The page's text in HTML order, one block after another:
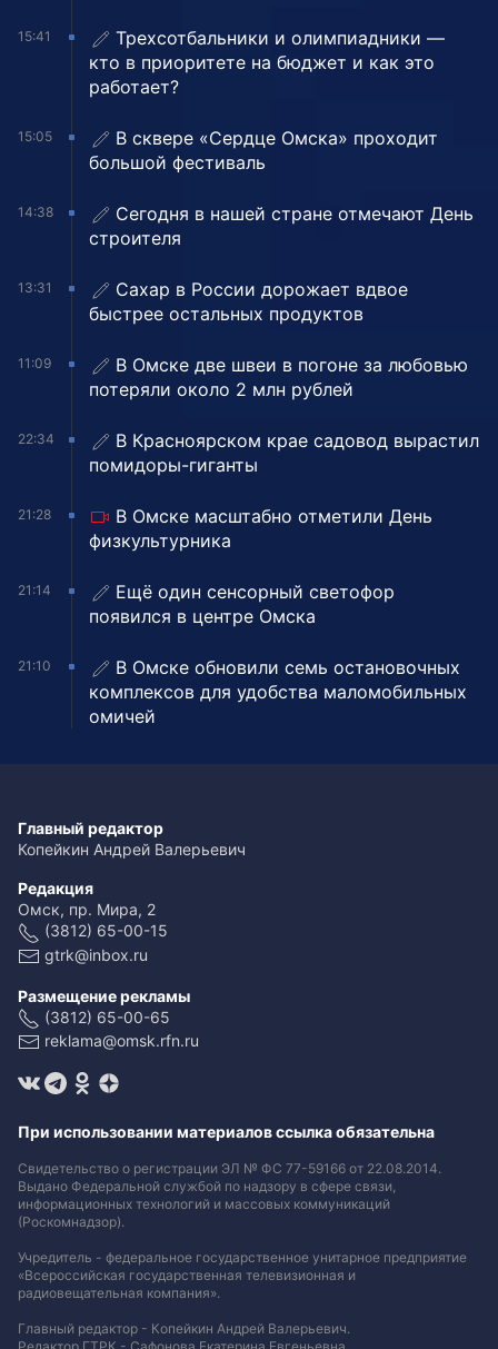
15:41
Трехсотбальники и олимпиадники —
кто в приоритете на бюджет и как это
работает?
15:05
В сквере «Сердце Омска» проходит
большой фестиваль
14:38
Сегодня в нашей стране отмечают День
строителя
13:31
Сахар в России дорожает вдвое
быстрее остальных продуктов
11:09
В Омске две швеи в погоне за любовью
потеряли около 2 млн рублей
22:34
В Красноярском крае садовод вырастил
помидоры-гиганты
21:28
В Омске масштабно отметили День
физкультурника
21:14
Ещё один сенсорный светофор
появился в центре Омска
21:10
В Омске обновили семь остановочных
комплексов для удобства маломобильных
омичей
Главный редактор
Копейкин Андрей Валерьевич
Редакция
Омск, пр. Мира, 2
(3812) 65-00-15
gtrk@inbox.ru
Размещение рекламы
(3812) 65-00-65
reklama@omsk.rfn.ru
При использовании материалов ссылка обязательна
Свидетельство о регистрации ЭЛ № ФС 77-59166 от 22.08.2014.
Выдано Федеральной службой по надзору в сфере связи,
информационных технологий и массовых коммуникаций
(Роскомнадзор).
Учредитель - федеральное государственное унитарное предприятие
«Всероссийская государственная телевизионная и
радиовещательная компания».
Главный редактор - Копейкин Андрей Валерьевич.